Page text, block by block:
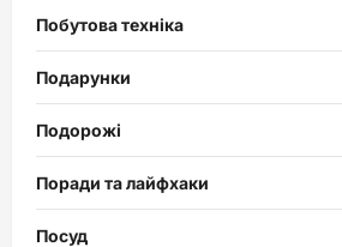
Побутова техніка
Подарунки
Подорожі
Поради та лайфхаки
Посуд